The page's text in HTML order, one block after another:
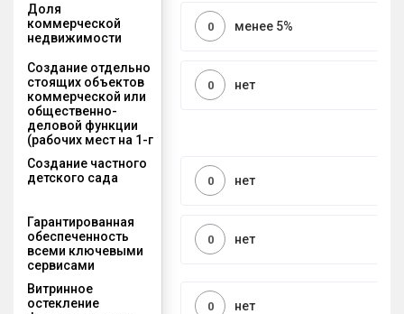
Доля
коммерческой
недвижимости
менее 5%
0
Создание отдельно
стоящих объектов
коммерческой или
общественно-
деловой функции
(рабочих мест на 1-г
нет
0
Создание частного
детского сада
нет
0
Гарантированная
обеспеченность
всеми ключевыми
сервисами
нет
0
Витринное
остекление
нет
0